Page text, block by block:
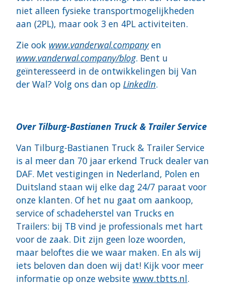
niet alleen fysieke transportmogelijkheden
aan (2PL), maar ook 3 en 4PL activiteiten.
Zie ook www.vanderwal.companyen
www.vanderwal.company/blog. Bent u
geïnteresseerd in de ontwikkelingen bij Van
der Wal? Volg ons dan op LinkedIn.
Over Tilburg-Bastianen Truck & Trailer Service
Van Tilburg-Bastianen Truck & Trailer Service
is al meer dan 70 jaar erkend Truck dealer van
DAF. Met vestigingen in Nederland, Polen en
Duitsland staan wij elke dag 24/7 paraat voor
onze klanten. Of het nu gaat om aankoop,
service of schadeherstel van Trucks en
Trailers: bij TB vind je professionals met hart
voor de zaak. Dit zijn geen loze woorden,
maar beloftes die we waar maken. En als wij
iets beloven dan doen wij dat! Kijk voor meer
informatie op onze website www.tbtts.nl.